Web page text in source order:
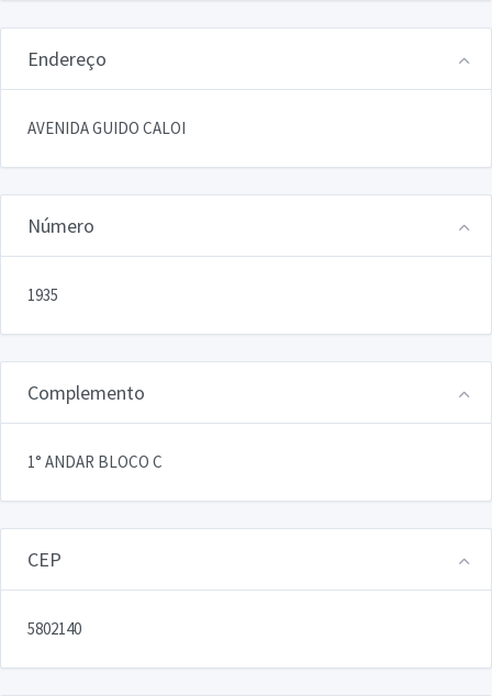
Endereço
AVENIDA GUIDO CALOI
Número
1935
Complemento
1° ANDAR BLOCO C
CEP
5802140